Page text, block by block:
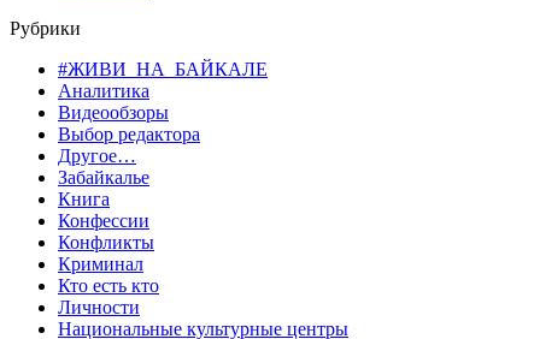
Рубрики
#ЖИВИ_НА_БАЙКАЛЕ
Аналитика
Видеообзоры
Выбор редактора
Другое…
Забайкалье
Книга
Конфессии
Конфликты
Криминал
Кто есть кто
Личности
Национальные культурные центры